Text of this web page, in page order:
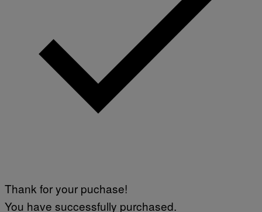
Thank for your puchase!
You have successfully purchased.